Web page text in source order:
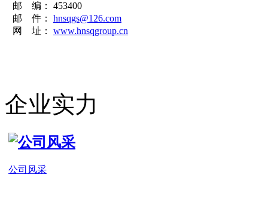
邮 编： 453400
邮 件： hnsqgs@126.com
网 址： www.hnsqgroup.cn
企业实力
公司风采